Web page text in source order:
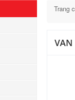
Trang
VAN